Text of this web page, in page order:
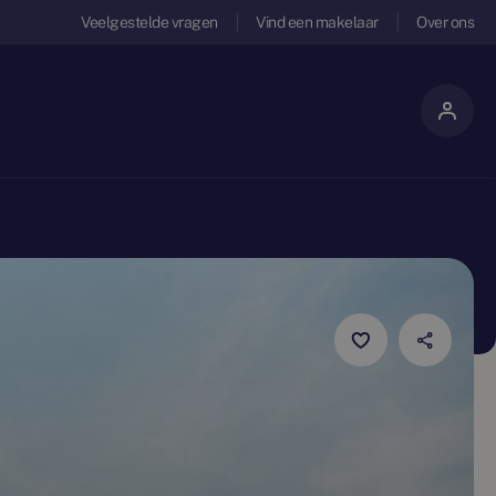
Veelgestelde vragen Vind een makelaar Over ons